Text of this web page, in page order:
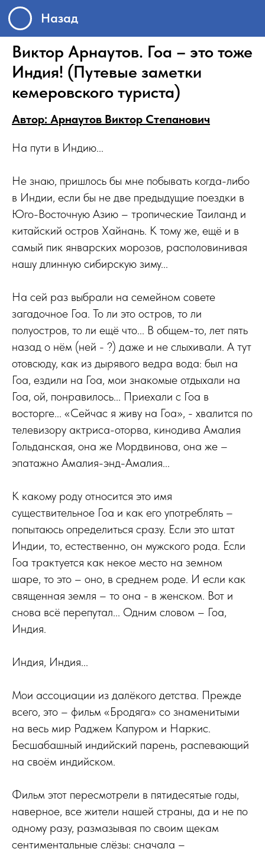
Назад
Виктор Арнаутов. Гоа – это тоже
Индия! (Путевые заметки
кемеровского туриста)
Автор: Арнаутов Виктор Степанович
На пути в Индию...
Не знаю, пришлось бы мне побывать когда-либо
в Индии, если бы не две предыдущие поездки в
Юго-Восточную Азию – тропические Таиланд и
китайский остров Хайнань. К тому же, ещё и в
самый пик январских морозов, располовинивая
нашу длинную сибирскую зиму...
На сей раз выбрали на семейном совете
загадочное Гоа. То ли это остров, то ли
полуостров, то ли ещё что... В общем-то, лет пять
назад о нём (ней - ?) даже и не слыхивали. А тут
отовсюду, как из дырявого ведра вода: был на
Гоа, ездили на Гоа, мои знакомые отдыхали на
Гоа, ой, понравилось... Приехали с Гоа в
восторге... «Сейчас я живу на Гоа», - хвалится по
телевизору актриса-оторва, кинодива Амалия
Гольданская, она же Мордвинова, она же –
эпатажно Амалия-энд-Амалия...
К какому роду относится это имя
существительное Гоа и как его употреблять –
попытаюсь определиться сразу. Если это штат
Индии, то, естественно, он мужского рода. Если
Гоа трактуется как некое место на земном
шаре, то это – оно, в среднем роде. И если как
священная земля – то она - в женском. Вот и
снова всё перепутал... Одним словом – Гоа,
Индия.
Индия, Индия...
Мои ассоциации из далёкого детства. Прежде
всего, это – фильм «Бродяга» со знаменитыми
на весь мир Раджем Капуром и Наркис.
Бесшабашный индийский парень, распевающий
на своём индийском.
Фильм этот пересмотрели в пятидесятые годы,
наверное, все жители нашей страны, да и не по
одному разу, размазывая по своим щекам
сентиментальные слёзы: сначала –